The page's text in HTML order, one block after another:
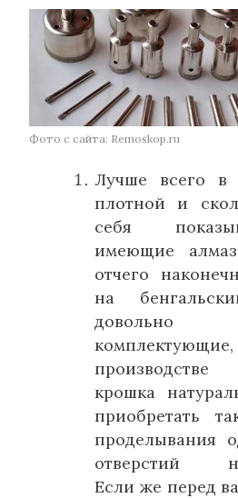
Фото с сайта: Remoskop.ru
Лучше всего в
плотной и
себя
имеющие
отчего
на
довольно
крошка
приобретать
проделывания
отверстий
Если же перед